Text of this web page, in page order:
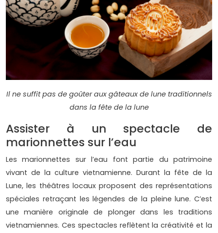
Il ne suffit pas de goûter aux gâteaux de lune traditionnels
dans la fête de la lune
Assister à un spectacle de
marionnettes sur l’eau
Les marionnettes sur l’eau font partie du patrimoine
vivant de la culture vietnamienne. Durant la fête de la
Lune, les théâtres locaux proposent des représentations
spéciales retraçant les légendes de la pleine lune. C’est
une manière originale de plonger dans les traditions
vietnamiennes. Ces spectacles reflètent la créativité et la